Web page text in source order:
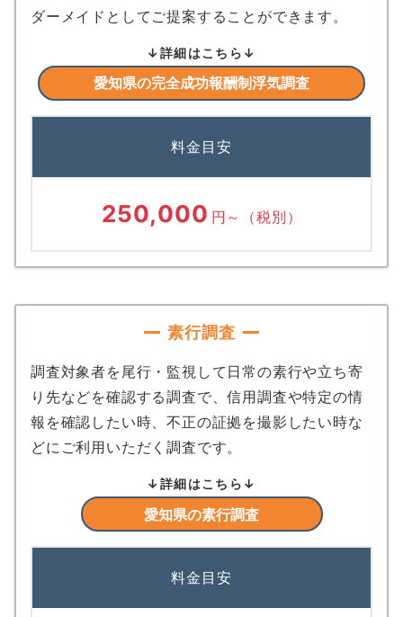
ダーメイドとしてご提案することができます。
↓詳細はこちら↓
愛知県の完全成功報酬制浮気調査
料金目安
250,000 円～ （税別）
素行調査
調査対象者を尾行・監視して日常の素行や立ち寄
り先などを確認する調査で、信用調査や特定の情
報を確認したい時、不正の証拠を撮影したい時な
どにご利用いただく調査です。
↓詳細はこちら↓
愛知県の素行調査
料金目安